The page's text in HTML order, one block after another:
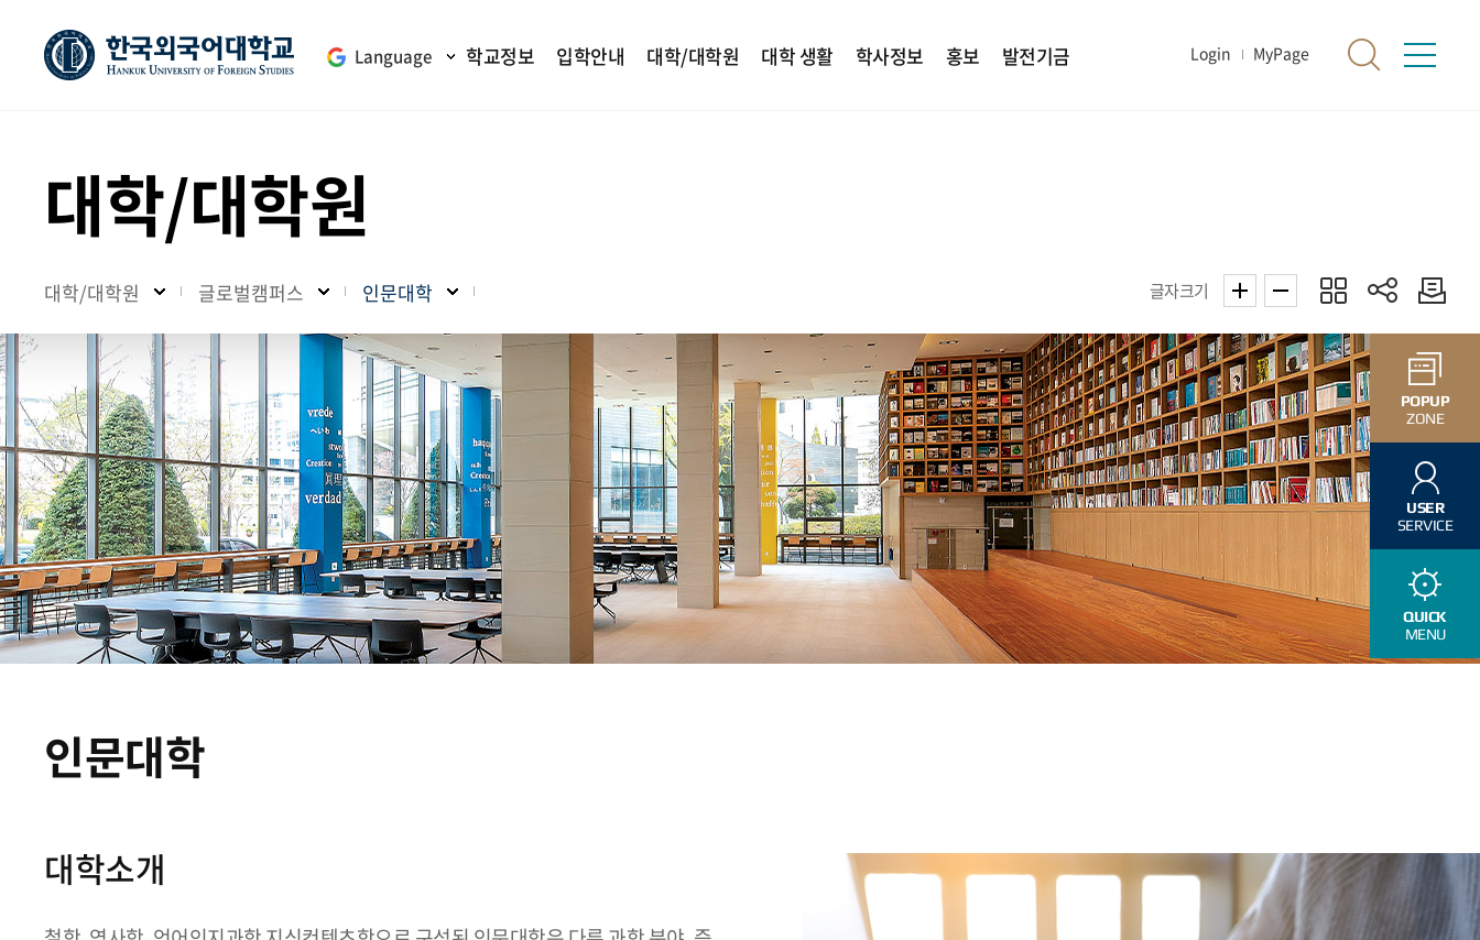
Language 학교정보 입학안내 대학/대학원 대학 생활 학사정보 홍보 발전기금 Login MyPage
대학/대학원
대학/대학원 글로벌캠퍼스 인문대학 글자크기
인문대학
대학소개
POPUP
ZONE
USER
SERVICE
QUICK
MENU